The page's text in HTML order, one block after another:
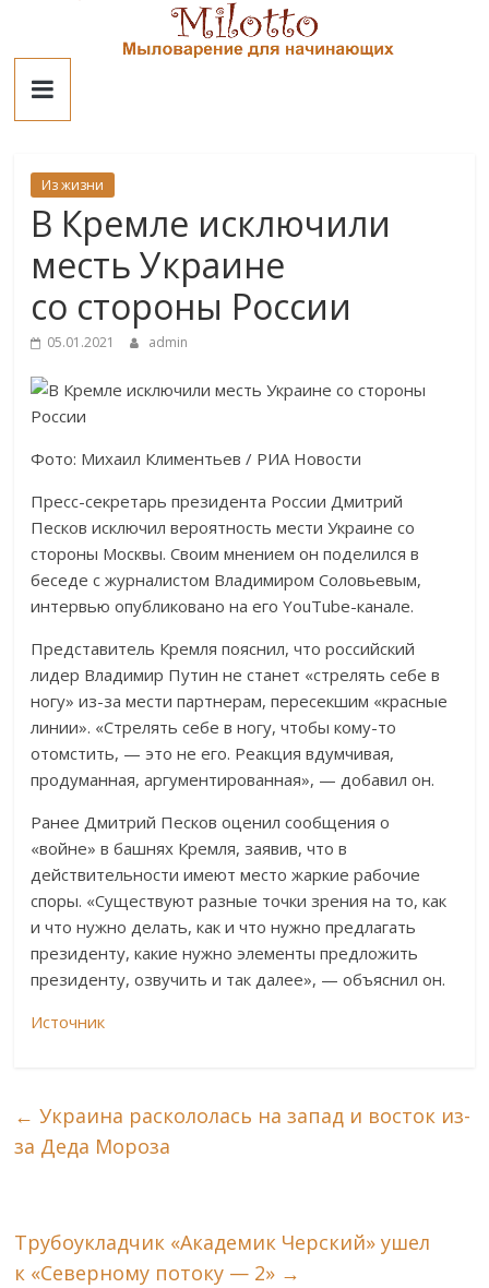
contentМилотто
Из жизни
В Кремле исключили
месть Украине
со стороны России
05.01.2021 admin
Фото: Михаил Климентьев / РИА Новости
Пресс-секретарь президента России Дмитрий
Песков исключил вероятность мести Украине со
стороны Москвы. Своим мнением он поделился в
беседе с журналистом Владимиром Соловьевым,
интервью опубликовано на его YouTube-канале.
Представитель Кремля пояснил, что российский
лидер Владимир Путин не станет «стрелять себе в
ногу» из-за мести партнерам, пересекшим «красные
линии». «Стрелять себе в ногу, чтобы кому-то
отомстить, — это не его. Реакция вдумчивая,
продуманная, аргументированная», — добавил он.
Ранее Дмитрий Песков оценил сообщения о
«войне» в башнях Кремля, заявив, что в
действительности имеют место жаркие рабочие
споры. «Существуют разные точки зрения на то, как
и что нужно делать, как и что нужно предлагать
президенту, какие нужно элементы предложить
президенту, озвучить и так далее», — объяснил он.
Источник
← Украина раскололась на запад и восток из-
за Деда Мороза
Трубоукладчик «Академик Черский» ушел
к «Северному потоку — 2» →